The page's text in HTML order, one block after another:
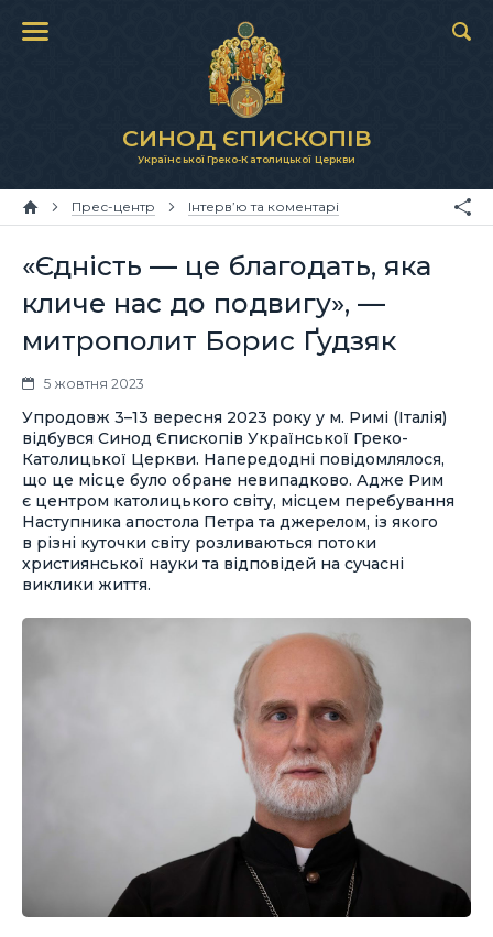
СИНОД ЄПИСКОПІВ
Української Греко-Католицької Церкви
Прес-центр Інтерв’ю та коментарі
«Єдність — це благодать, яка
кличе нас до подвигу», —
митрополит Борис Ґудзяк
5 жовтня 2023
Упродовж 3–13 вересня 2023 року у м. Римі (Італія)
відбувся Синод Єпископів Української Греко-
Католицької Церкви. Напередодні повідомлялося,
що це місце було обране невипадково. Адже Рим
є центром католицького світу, місцем перебування
Наступника апостола Петра та джерелом, із якого
в різні куточки світу розливаються потоки
християнської науки та відповідей на сучасні
виклики життя.